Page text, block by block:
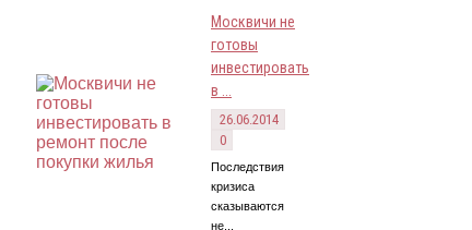
Москвичи не
готовы
инвестировать
в ...
26.06.2014
0
Последствия
кризиса
сказываются
не...